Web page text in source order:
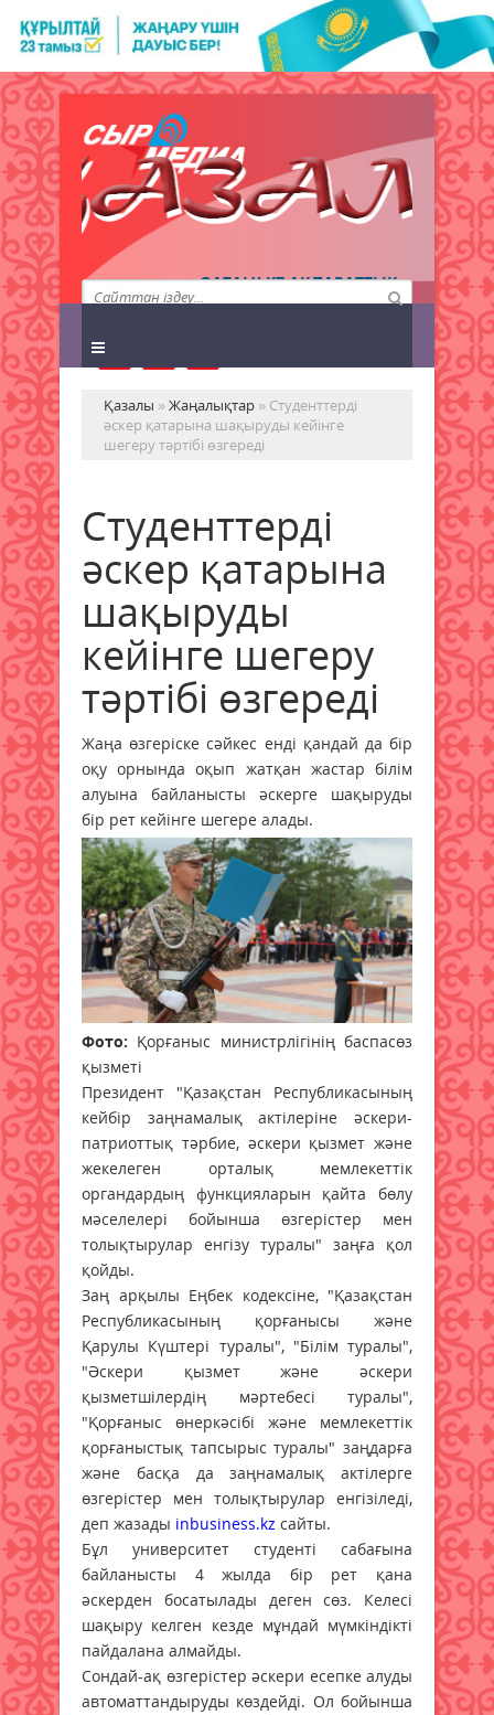
QAZALY.KZ АҚПАРАТТЫҚ
АГЕНТТІГІ
Қазалы »Жаңалықтар » Студенттерді
әскер қатарына шақыруды кейінге
шегеру тәртібі өзгереді
Студенттерді
әскер қатарына
шақыруды
кейінге шегеру
тәртібі өзгереді
Жаңа өзгеріске сәйкес енді қандай да бір
оқу орнында оқып жатқан жастар білім
алуына байланысты әскерге шақыруды
бір рет кейінге шегере алады.
Фото: Қорғаныс министрлігінің баспасөз
қызметі
Президент "Қазақстан Республикасының
кейбір заңнамалық актілеріне әскери-
патриоттық тәрбие, әскери қызмет және
жекелеген орталық мемлекеттік
органдардың функцияларын қайта бөлу
мәселелері бойынша өзгерістер мен
толықтырулар енгізу туралы" заңға қол
қойды.
Заң арқылы Еңбек кодексіне, "Қазақстан
Республикасының қорғанысы және
Қарулы Күштері туралы", "Білім туралы",
"Әскери қызмет және әскери
қызметшілердің мәртебесі туралы",
"Қорғаныс өнеркәсібі және мемлекеттік
қорғаныстық тапсырыс туралы" заңдарға
және басқа да заңнамалық актілерге
өзгерістер мен толықтырулар енгізіледі,
деп жазады inbusiness.kz сайты.
Бұл университет студенті сабағына
байланысты 4 жылда бір рет қана
әскерден босатылады деген сөз. Келесі
шақыру келген кезде мұндай мүмкіндікті
пайдалана алмайды.
Сондай-ақ өзгерістер әскери есепке алуды
автоматтандыруды көздейді. Ол бойынша